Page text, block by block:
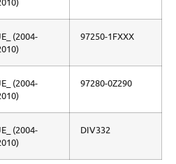
(2004-
97250-1FXXX
(2004-
97280-0Z290
(2004-
DIV332